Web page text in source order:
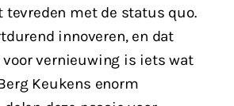
tevreden met de status quo.
innoveren, en dat
vernieuwing is iets wat
Keukens enorm